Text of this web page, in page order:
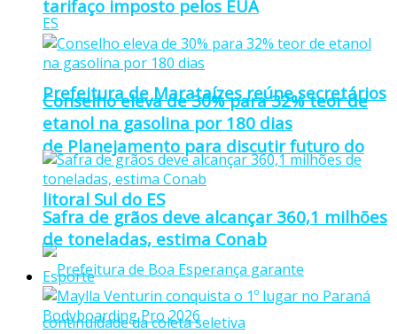
Prefeitura de Marataízes reúne secretários
de Planejamento para discutir futuro do
litoral Sul do ES
tarifaço imposto pelos EUA
Conselho eleva de 30% para 32% teor de
etanol na gasolina por 180 dias
Safra de grãos deve alcançar 360,1 milhões
de toneladas, estima Conab
Esporte